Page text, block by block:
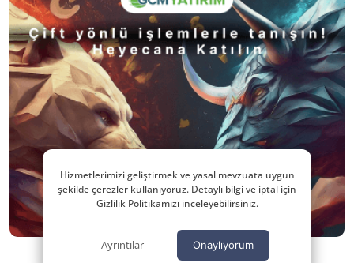
Hizmetlerimizi geliştirmek ve yasal mevzuata uygun
şekilde çerezler kullanıyoruz. Detaylı bilgi ve iptal için
Gizlilik Politikamızı inceleyebilirsiniz.
Ayrıntılar Onaylıyorum